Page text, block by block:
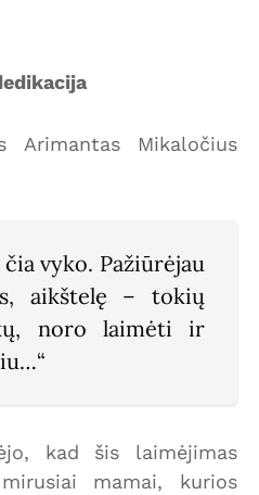
Arimantas Mikaločius
vyko. Pažiūrėjau
aikštelę – tokių
noro laimėti ir
kad šis laimėjimas
mamai, kurios